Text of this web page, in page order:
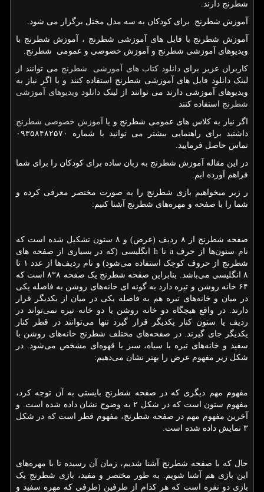
شطرنج دارند.
آموزش شطرنج برای کودکان به سه مدل مختل برگزار می شود.
آموزش شطرنج با فایل های آموزشی شطرنج ، آموزش شطرنج با
ویدیوهای آموزشی شطرنج و آموزش خصوصی و عمومی شطرنج.
کاربران عزیز برای دانلود کتاب های آموزشی شطرنج می توانند از
لینک دانلود فایل های آموزشی شطرنج استفاده کنند و یا اگر نیاز به
ویدیوهای آموزشی دارند می توانند از لینک دانلود ویدیوهای آموزشی
شطرنج استفاده کنند
اگر نیاز به کلاس های عمومی شطرنج و یا آموزش خصوصی شطرنج
داشتید برای راهنمایی بیشتر می توانید با شماره ۰۹۳۵۸۴۸۲۵۷۰
تماس حاصل فرمایید.
در این مقاله آموزش شطرنج به زبان ساده برای کودکان را برای شما
فراهم آورده ایم.
ر زیر میخواهیم بازی شطرنج را به صورت مختصر معرفی کرده و
شما را با صفحه و مهره‌های شطرنج آشنا کنیم:
صفحه شطرنج از ۸ ردیف (عرض) و ۸ ستون تشکیل شده است که
نام ستون‌ها از حرف aتا h انگلیسی (که در بسیاری از صفحه های
شطرنج از حروف کوچک استفاده می‌شود) و نام ردیف‌ها از عدد ۱ تا
۸ انگلیسی می‌باشد. بنابراین صفحه شطرنج یک صفحه ۸*۸ است که
۶۴ خانه روشن و تیره دارد به گونه ای خانه‌های روشن به فاصله یکی
در میان و خانه‌های تیره هم به فاصله یکی در میان از یکدیگر قرار
دارند. در واقع هیچگاه دو خانه روشن یا دو خانه تیره نمی‌تواند در
ردیف یا ستون کنار یکدیگر قرار گیرد تنها می‌توانند در قطر کنار
یکدیگر جای گیرند. در صفحه‌های مختلف شطرنج خانه‌های روشن با
سفید و خانه‌های تیره با سیاه، سبز یا قهوه‌ای مشخص می‌شود. در
شکل زیر مفهوم عرض را بهتر نشان می‌دهیم:
مفهوم مهم دیگری که در صفحه شطرنج بایستی به آن توجه کرد،
مفهوم ستون است که در شکل ۲ به وضوح نشان داده شده است. و
آخرین مفهوم مهم در صفحه شطرنج، مفهوم قطر است که در شکل
۳ نمایش داده شده است.
حال که با صفحه شطرنج آشنا شدیم، زمان آن رسیده تا با مهره‌های
این بازی هم آشنا شویم. به طور مختصر و مفید، بازی شطرنج یک
بازی دو نفره است که هر کدام از طرفین (طرفی که مهره سفید و